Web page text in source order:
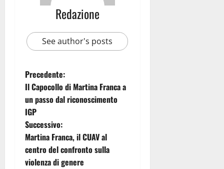
Redazione
See author's posts
Precedente:
Il Capocollo di Martina Franca a
un passo dal riconoscimento
IGP
Successivo:
Martina Franca, il CUAV al
centro del confronto sulla
violenza di genere